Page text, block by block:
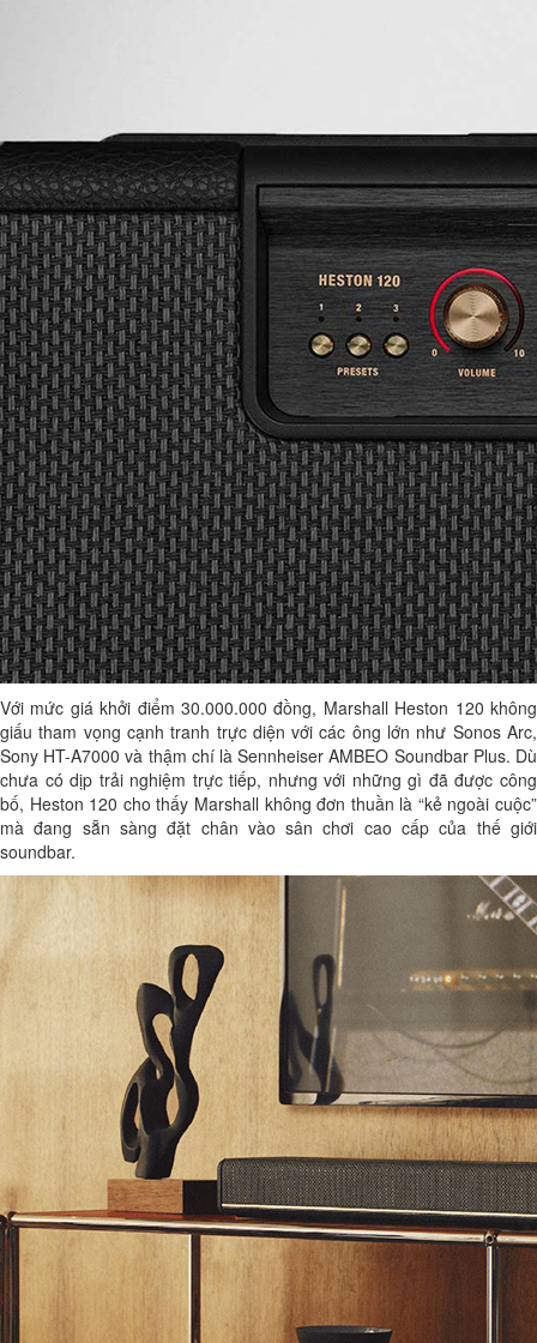
Với mức giá khởi điểm 30.000.000 đồng, Marshall Heston 120 không
giấu tham vọng cạnh tranh trực diện với các ông lớn như Sonos Arc,
Sony HT-A7000 và thậm chí là Sennheiser AMBEO Soundbar Plus. Dù
chưa có dịp trải nghiệm trực tiếp, nhưng với những gì đã được công
bố, Heston 120 cho thấy Marshall không đơn thuần là “kẻ ngoài cuộc”
mà đang sẵn sàng đặt chân vào sân chơi cao cấp của thế giới
soundbar.